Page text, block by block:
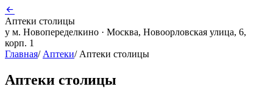
Аптеки столицы
у м. Новопеределкино · Москва, Новоорловская улица, 6,
корп. 1
Главная/ Аптеки/ Аптеки столицы
Аптеки столицы